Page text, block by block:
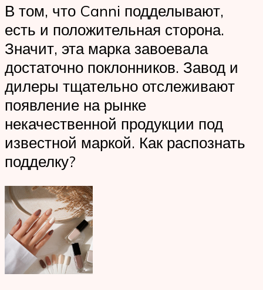
В том, что Canni подделывают,
есть и положительная сторона.
Значит, эта марка завоевала
достаточно поклонников. Завод и
дилеры тщательно отслеживают
появление на рынке
некачественной продукции под
известной маркой. Как распознать
подделку?